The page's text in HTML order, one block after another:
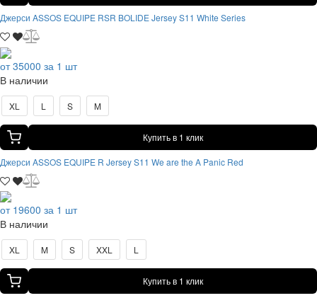
Джерси ASSOS EQUIPE RSR BOLIDE Jersey S11 White Series
от 35000 за 1 шт
В наличии
XL L S M
Купить в 1 клик
Джерси ASSOS EQUIPE R Jersey S11 We are the A Panic Red
от 19600 за 1 шт
В наличии
XL M S XXL L
Купить в 1 клик